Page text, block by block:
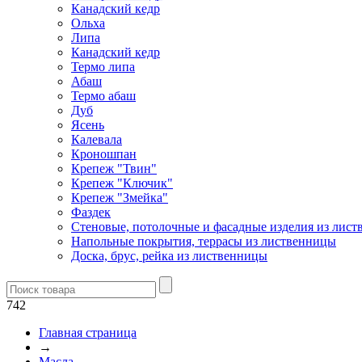
Канадский кедр
Ольха
Липа
Канадский кедр
Термо липа
Абаш
Термо абаш
Дуб
Ясень
Калевала
Кроношпан
Крепеж "Твин"
Крепеж "Ключик"
Крепеж "Змейка"
Фаздек
Стеновые, потолочные и фасадные изделия из
Напольные покрытия, террасы из лиственницы
Доска, брус, рейка из лиственницы
742
Главная страница
→